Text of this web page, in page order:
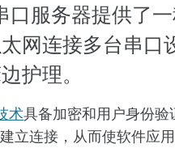
串口服务器提供
网连接多台串
护理。
术具备加密和用户身份验
立连接，从而使软件应